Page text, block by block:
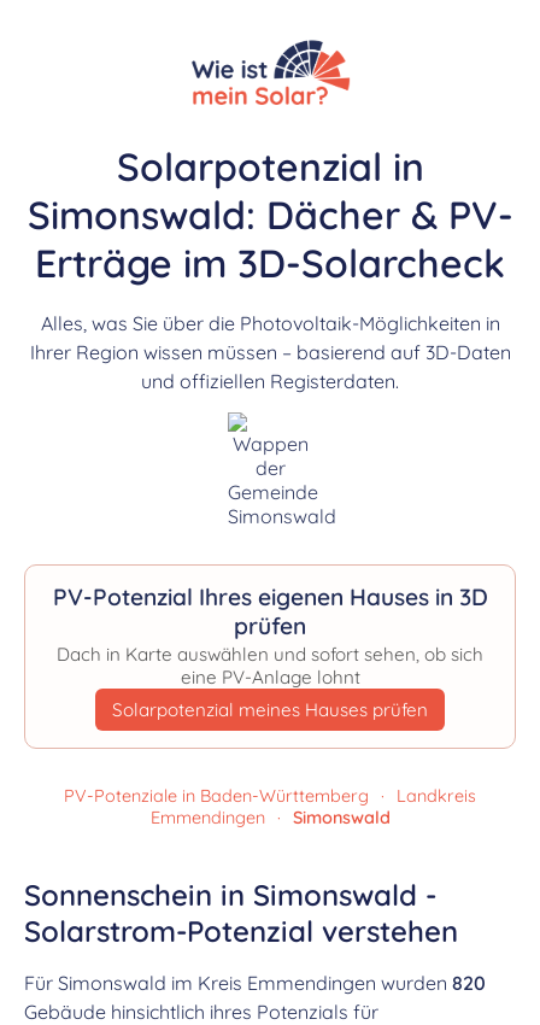
Solarpotenzial in
Simonswald: Dächer & PV-
Erträge im 3D-Solarcheck
Alles, was Sie über die Photovoltaik-Möglichkeiten in
Ihrer Region wissen müssen – basierend auf 3D-Daten
und offiziellen Registerdaten.
PV-Potenzial Ihres eigenen Hauses in 3D
prüfen
Dach in Karte auswählen und sofort sehen, ob sich
eine PV-Anlage lohnt
Solarpotenzial meines Hauses prüfen
PV-Potenziale in Baden-Württemberg ·
Landkreis
Emmendingen · Simonswald
Sonnenschein in Simonswald -
Solarstrom-Potenzial verstehen
Für Simonswald im Kreis Emmendingen wurden 820
Gebäude hinsichtlich ihres Potenzials für